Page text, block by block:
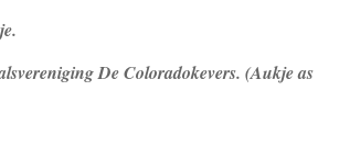
De Coloradokevers. (Aukje as